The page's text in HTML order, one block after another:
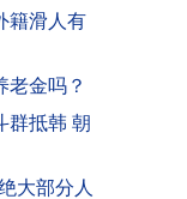
籍滑人有
老金吗？
群抵韩 朝
大部分人